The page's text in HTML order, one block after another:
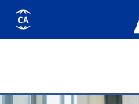
Skip
main
content